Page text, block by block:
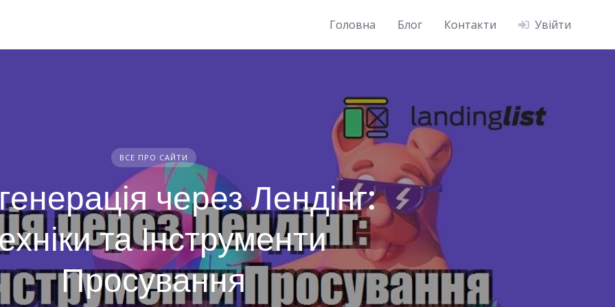
Головна Блог Контакти Увійти
ВСЕ ПРО САЙТИ
через Лендінг:
та Інструменти
Просування